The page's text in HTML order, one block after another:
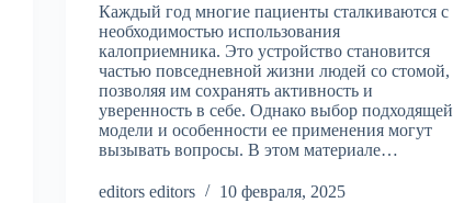
Каждый год многие пациенты сталкиваются с
необходимостью использования
калоприемника. Это устройство становится
частью повседневной жизни людей со стомой,
позволяя им сохранять активность и
уверенность в себе. Однако выбор подходящей
модели и особенности ее применения могут
вызывать вопросы. В этом материале…
editors editors 10 февраля, 2025